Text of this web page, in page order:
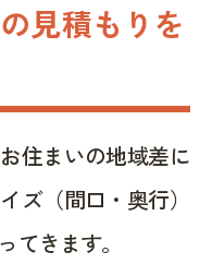
見積もりを
住まいの地域差に
ズ（間口・奥行）
てきます。